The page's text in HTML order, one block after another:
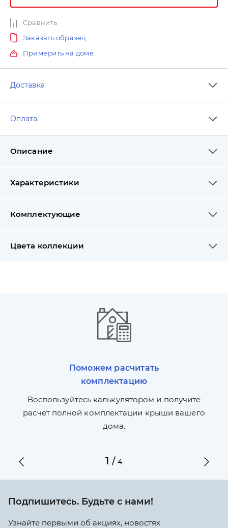
Сравнить
Заказать образец
Примерить на доме
Доставка
Оплата
Описание
Характеристики
Комплектующие
Цвета коллекции
Поможем расчитать
комплектацию
Воспользуйтесь калькулятором и получите
расчет полной комплектации крыши вашего
дома.
1 /4
Подпишитесь. Будьте с нами!
Узнайте первыми об акциях, новостях